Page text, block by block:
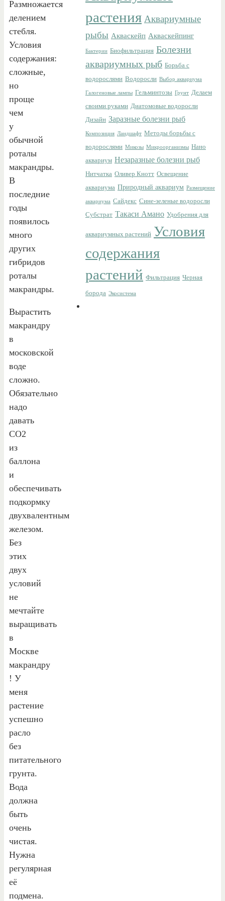
Размножается
делением
стебля.
Условия
содержания:
сложные,
но
проще
чем
у
обычной
роталы
макрандры.
В
последние
годы
появилось
много
других
гибридов
роталы
макрандры.
Вырастить
макрандру
в
московской
воде
сложно.
Обязательно
надо
давать
СО2
из
баллона
и
обеспечивать
подкормку
двухвалентным
железом.
Без
этих
двух
условий
не
мечтайте
выращивать
в
Москве
макрандру
! У
меня
растение
успешно
расло
без
питательного
грунта.
Вода
должна
быть
очень
чистая.
Нужна
регулярная
её
подмена.
растения Аквариумные
рыбы Акваскейп Акваскейпинг
Бактерии Биофильтрация Болезни
аквариумных рыб Борьба с
водорослями Водоросли Выбор аквариума
Галогеновые лампы Гельминтозы Грунт Делаем
своими руками Диатомовые водоросли
Дизайн Заразные болезни рыб
Композиция Ландшафт Методы борьбы с
водорослями Микозы Микроорганизмы Нано
аквариум Незаразные болезни рыб
Нитчатка Оливер Кнотт Освещение
аквариума Природный аквариум Размещение
аквариума Сайдекс Сине-зеленые водоросли
Субстрат Такаси Амано Удобрения для
аквариумных растений Условия
содержания
растений Фильтрация Черная
борода Экосистема